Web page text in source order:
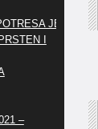
JE
I
–